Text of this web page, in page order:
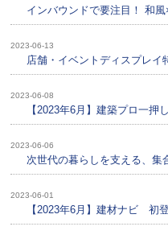
インバウンドで要注目！ 和
2023-06-13
店舗・イベントディスプレイ
2023-06-08
【2023年6月】建築プロ一押
2023-06-06
次世代の暮らしを支える、集
2023-06-01
【2023年6月】建材ナビ 初